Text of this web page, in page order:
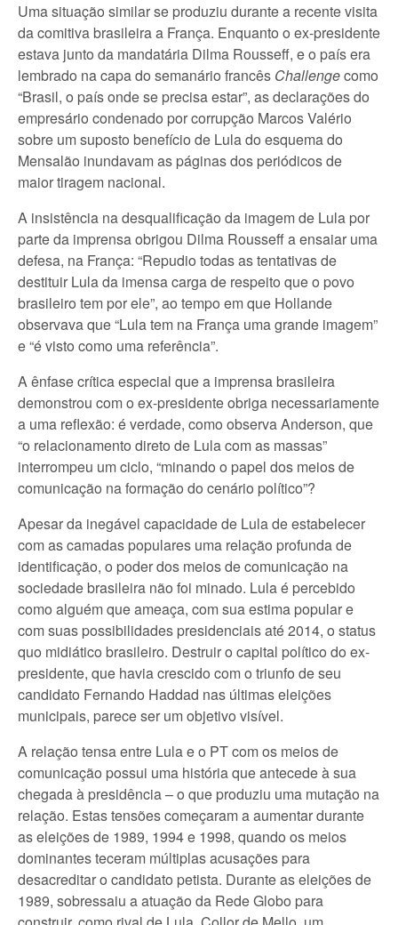
Uma situação similar se produziu durante a recente visita
da comitiva brasileira a França. Enquanto o ex-presidente
estava junto da mandatária Dilma Rousseff, e o país era
lembrado na capa do semanário francês Challengecomo
“Brasil, o país onde se precisa estar”, as declarações do
empresário condenado por corrupção Marcos Valério
sobre um suposto benefício de Lula do esquema do
Mensalão inundavam as páginas dos periódicos de
maior tiragem nacional.
A insistência na desqualificação da imagem de Lula por
parte da imprensa obrigou Dilma Rousseff a ensaiar uma
defesa, na França: “Repudio todas as tentativas de
destituir Lula da imensa carga de respeito que o povo
brasileiro tem por ele”, ao tempo em que Hollande
observava que “Lula tem na França uma grande imagem”
e “é visto como uma referência”.
A ênfase crítica especial que a imprensa brasileira
demonstrou com o ex-presidente obriga necessariamente
a uma reflexão: é verdade, como observa Anderson, que
“o relacionamento direto de Lula com as massas”
interrompeu um ciclo, “minando o papel dos meios de
comunicação na formação do cenário político”?
Apesar da inegável capacidade de Lula de estabelecer
com as camadas populares uma relação profunda de
identificação, o poder dos meios de comunicação na
sociedade brasileira não foi minado. Lula é percebido
como alguém que ameaça, com sua estima popular e
com suas possibilidades presidenciais até 2014, o status
quo midiático brasileiro. Destruir o capital político do ex-
presidente, que havia crescido com o triunfo de seu
candidato Fernando Haddad nas últimas eleições
municipais, parece ser um objetivo visível.
A relação tensa entre Lula e o PT com os meios de
comunicação possui uma história que antecede à sua
chegada à presidência – o que produziu uma mutação na
relação. Estas tensões começaram a aumentar durante
as eleições de 1989, 1994 e 1998, quando os meios
dominantes teceram múltiplas acusações para
desacreditar o candidato petista. Durante as eleições de
1989, sobressaiu a atuação da Rede Globo para